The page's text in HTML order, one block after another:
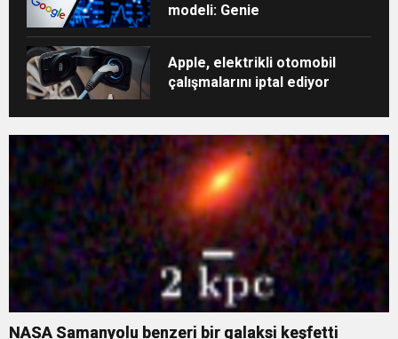
modeli: Genie
Apple, elektrikli otomobil
çalışmalarını iptal ediyor
NASA Samanyolu benzeri bir galaksi keşfetti